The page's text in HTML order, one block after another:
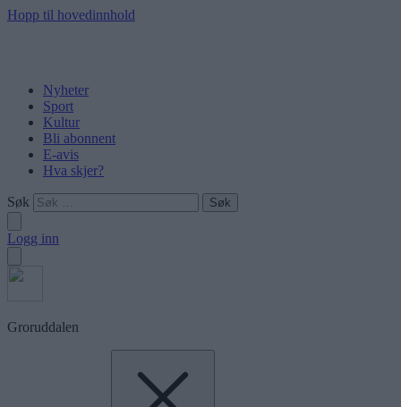
Hopp til hovedinnhold
Nyheter
Sport
Kultur
Bli abonnent
E-avis
Hva skjer?
Søk
Logg inn
Groruddalen